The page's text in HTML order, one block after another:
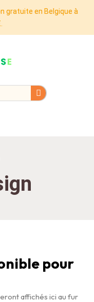
gratuite en Belgique à
pour
affichés ici au fur